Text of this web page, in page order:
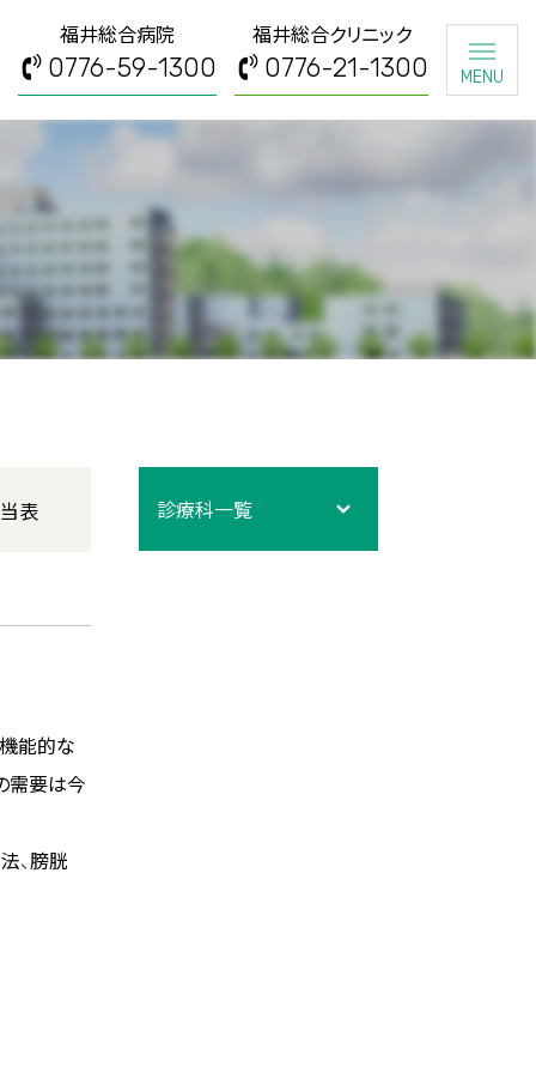
福井総合病院
0776-59-1300
福井総合クリニック
0776-21-1300 MENU
表
能的な
需要は今
、膀胱
診療科一覧